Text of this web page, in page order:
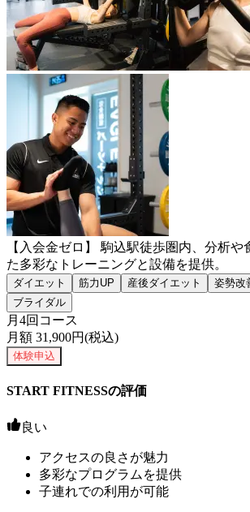
【入会金ゼロ】 駒込駅徒歩圏内、分析や
た多彩なトレーニングと設備を提供。
ダイエット 筋力UP 産後ダイエット 姿勢改
ブライダル
月4回コース
月額 31,900円(税込)
体験申込
START FITNESSの評価
良い
アクセスの良さが魅力
多彩なプログラムを提供
子連れでの利用が可能